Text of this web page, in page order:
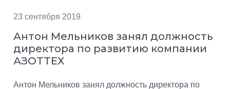
23 сентября 2019
Антон Мельников занял должность
директора по развитию компании
АЗОТТЕХ
Антон Мельников занял должность директора по